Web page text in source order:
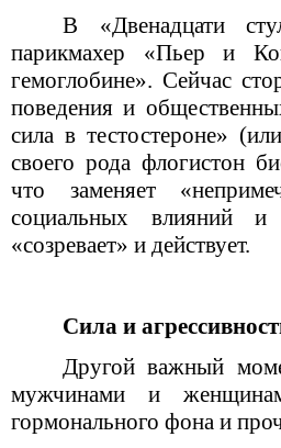
В «Двенадцати
парикмахер «Пьер и
гемоглобине». Сейчас
поведения и
сила в тестостероне»
своего рода флогистон
что заменяет
социальных влияний
«созревает» и действует.
Сила и
Другой важный
мужчинами и
гормонального фона и